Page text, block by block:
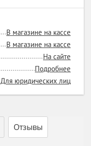
В магазине на кассе
В магазине на кассе
На сайте
Подробнее
Для юридических лиц
Отзывы